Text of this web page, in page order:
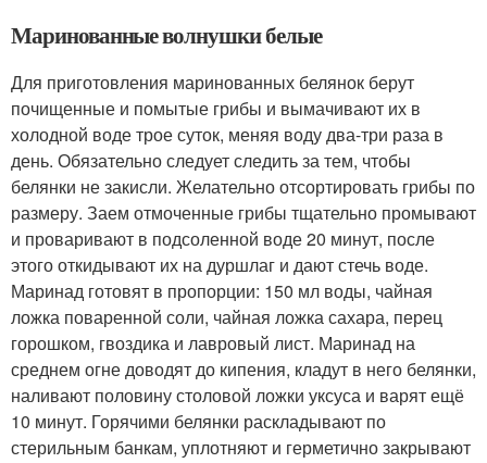
Маринованные волнушки белые
Для приготовления маринованных белянок берут
почищенные и помытые грибы и вымачивают их в
холодной воде трое суток, меняя воду два-три раза в
день. Обязательно следует следить за тем, чтобы
белянки не закисли. Желательно отсортировать грибы по
размеру. Заем отмоченные грибы тщательно промывают
и проваривают в подсоленной воде 20 минут, после
этого откидывают их на дуршлаг и дают стечь воде.
Маринад готовят в пропорции: 150 мл воды, чайная
ложка поваренной соли, чайная ложка сахара, перец
горошком, гвоздика и лавровый лист. Маринад на
среднем огне доводят до кипения, кладут в него белянки,
наливают половину столовой ложки уксуса и варят ещё
10 минут. Горячими белянки раскладывают по
стерильным банкам, уплотняют и герметично закрывают